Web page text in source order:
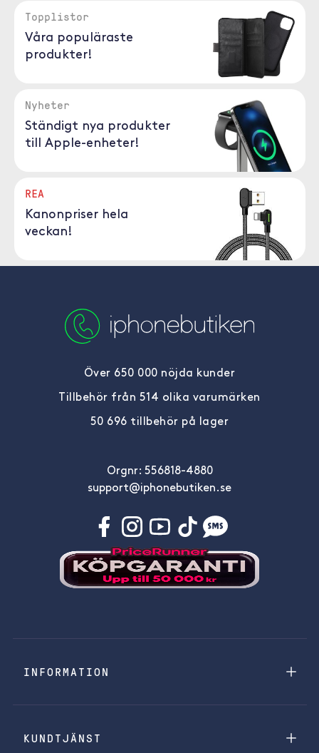
Topplistor
Våra populäraste
produkter!
Nyheter
Ständigt nya produkter
till Apple-enheter!
REA
Kanonpriser hela
veckan!
Över 650 000 nöjda kunder
Tillbehör från 514 olika varumärken
50 696 tillbehör på lager
Orgnr: 556818-4880
support@iphonebutiken.se
INFORMATION
KUNDTJÄNST